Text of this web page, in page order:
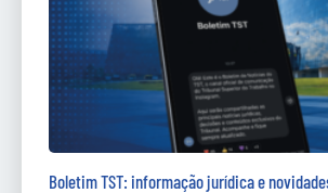
Boletim TST: informação jurídica e